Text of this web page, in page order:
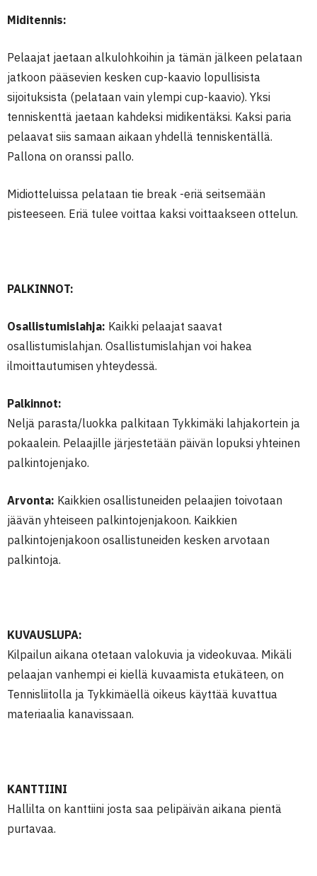
Miditennis:
Pelaajat jaetaan alkulohkoihin ja tämän jälkeen pelataan
jatkoon pääsevien kesken cup-kaavio lopullisista
sijoituksista (pelataan vain ylempi cup-kaavio). Yksi
tenniskenttä jaetaan kahdeksi midikentäksi. Kaksi paria
pelaavat siis samaan aikaan yhdellä tenniskentällä.
Pallona on oranssi pallo.
Midiotteluissa pelataan tie break -eriä seitsemään
pisteeseen. Eriä tulee voittaa kaksi voittaakseen ottelun.
PALKINNOT:
Osallistumislahja: Kaikki pelaajat saavat
osallistumislahjan. Osallistumislahjan voi hakea
ilmoittautumisen yhteydessä.
Palkinnot:
Neljä parasta/luokka palkitaan Tykkimäki lahjakortein ja
pokaalein. Pelaajille järjestetään päivän lopuksi yhteinen
palkintojenjako.
Arvonta: Kaikkien osallistuneiden pelaajien toivotaan
jäävän yhteiseen palkintojenjakoon. Kaikkien
palkintojenjakoon osallistuneiden kesken arvotaan
palkintoja.
KUVAUSLUPA:
Kilpailun aikana otetaan valokuvia ja videokuvaa. Mikäli
pelaajan vanhempi ei kiellä kuvaamista etukäteen, on
Tennisliitolla ja Tykkimäellä oikeus käyttää kuvattua
materiaalia kanavissaan.
KANTTIINI
Hallilta on kanttiini josta saa pelipäivän aikana pientä
purtavaa.